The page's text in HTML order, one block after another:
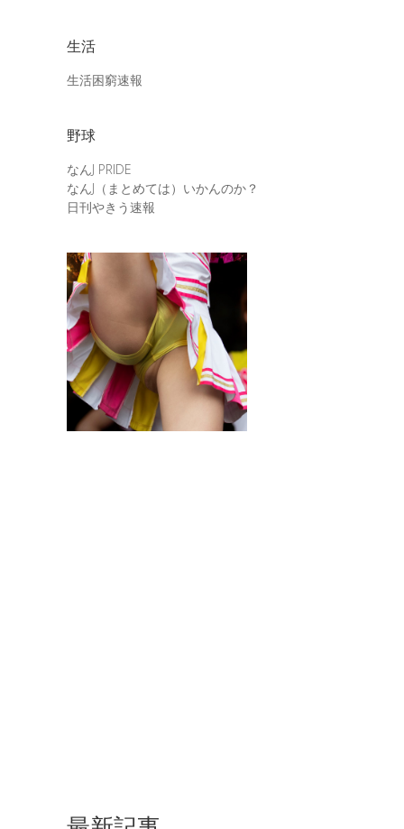
生活
生活困窮速報
野球
なんJ PRIDE
なんJ（まとめては）いかんのか？
日刊やきう速報